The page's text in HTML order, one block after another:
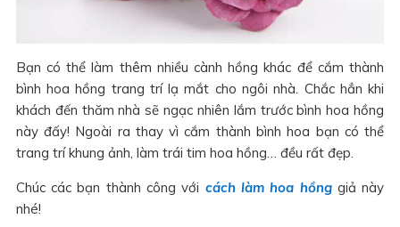
Bạn có thể làm thêm nhiều cành hồng khác để cắm thành
bình hoa hồng trang trí lạ mắt cho ngôi nhà. Chắc hẳn khi
khách đến thăm nhà sẽ ngạc nhiên lắm trước bình hoa hồng
này đấy! Ngoài ra thay vì cắm thành bình hoa bạn có thể
trang trí khung ảnh, làm trái tim hoa hồng… đều rất đẹp.
Chúc các bạn thành công với cách làm hoa hồnggiả này
nhé!